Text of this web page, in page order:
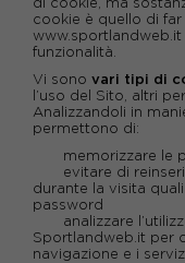
cookie è quello di
www.sportlandweb.it
funzionalità.
Vi sono vari tipi di
l’uso del Sito, altri
Analizzandoli in
permettono di:
memorizzare le
evitare di
durante la visita
password
analizzare
Sportlandweb.it per
navigazione e i